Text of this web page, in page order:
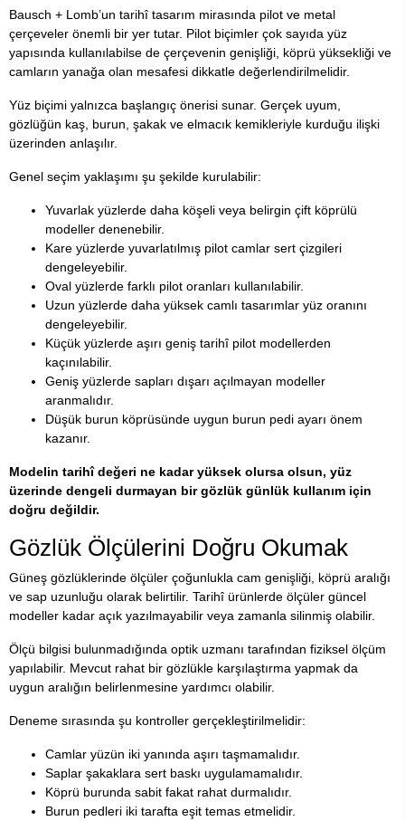
Bausch + Lomb’un tarihî tasarım mirasında pilot ve metal
çerçeveler önemli bir yer tutar. Pilot biçimler çok sayıda yüz
yapısında kullanılabilse de çerçevenin genişliği, köprü yüksekliği ve
camların yanağa olan mesafesi dikkatle değerlendirilmelidir.
Yüz biçimi yalnızca başlangıç önerisi sunar. Gerçek uyum,
gözlüğün kaş, burun, şakak ve elmacık kemikleriyle kurduğu ilişki
üzerinden anlaşılır.
Genel seçim yaklaşımı şu şekilde kurulabilir:
Yuvarlak yüzlerde daha köşeli veya belirgin çift köprülü
modeller denenebilir.
Kare yüzlerde yuvarlatılmış pilot camlar sert çizgileri
dengeleyebilir.
Oval yüzlerde farklı pilot oranları kullanılabilir.
Uzun yüzlerde daha yüksek camlı tasarımlar yüz oranını
dengeleyebilir.
Küçük yüzlerde aşırı geniş tarihî pilot modellerden
kaçınılabilir.
Geniş yüzlerde sapları dışarı açılmayan modeller
aranmalıdır.
Düşük burun köprüsünde uygun burun pedi ayarı önem
kazanır.
Modelin tarihî değeri ne kadar yüksek olursa olsun, yüz
üzerinde dengeli durmayan bir gözlük günlük kullanım için
doğru değildir.
Gözlük Ölçülerini Doğru Okumak
Güneş gözlüklerinde ölçüler çoğunlukla cam genişliği, köprü aralığı
ve sap uzunluğu olarak belirtilir. Tarihî ürünlerde ölçüler güncel
modeller kadar açık yazılmayabilir veya zamanla silinmiş olabilir.
Ölçü bilgisi bulunmadığında optik uzmanı tarafından fiziksel ölçüm
yapılabilir. Mevcut rahat bir gözlükle karşılaştırma yapmak da
uygun aralığın belirlenmesine yardımcı olabilir.
Deneme sırasında şu kontroller gerçekleştirilmelidir:
Camlar yüzün iki yanında aşırı taşmamalıdır.
Saplar şakaklara sert baskı uygulamamalıdır.
Köprü burunda sabit fakat rahat durmalıdır.
Burun pedleri iki tarafta eşit temas etmelidir.